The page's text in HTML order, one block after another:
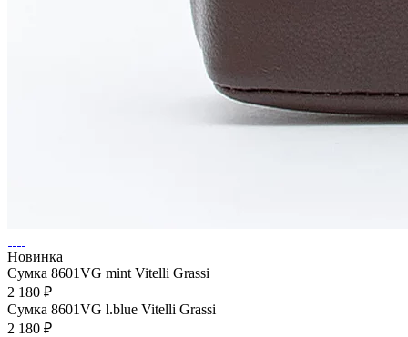
Новинка
Сумка 8601VG mint Vitelli Grassi
2 180 ₽
Сумка 8601VG l.blue Vitelli Grassi
2 180 ₽